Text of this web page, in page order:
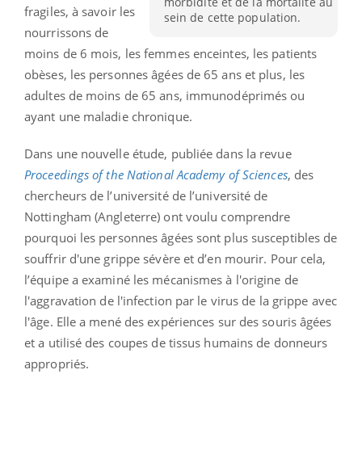
sein de cette population.
fragiles, à savoir les
nourrissons de
moins de 6 mois, les femmes enceintes, les patients
obèses, les personnes âgées de 65 ans et plus, les
adultes de moins de 65 ans, immunodéprimés ou
ayant une maladie chronique.
Dans une nouvelle étude, publiée dans la revue
Proceedings of the National Academy of Sciences, des
chercheurs de l’université de l’université de
Nottingham (Angleterre) ont voulu comprendre
pourquoi les personnes âgées sont plus susceptibles de
souffrir d'une grippe sévère et d’en mourir. Pour cela,
l’équipe a examiné les mécanismes à l'origine de
l'aggravation de l'infection par le virus de la grippe avec
l'âge. Elle a mené des expériences sur des souris âgées
et a utilisé des coupes de tissus humains de donneurs
appropriés.